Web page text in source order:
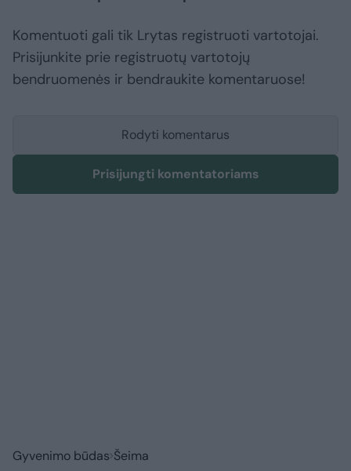
Komentuoti gali tik Lrytas registruoti vartotojai.
Prisijunkite prie registruotų vartotojų
bendruomenės ir bendraukite komentaruose!
Rodyti komentarus
Prisijungti komentatoriams
Gyvenimo būdas Šeima